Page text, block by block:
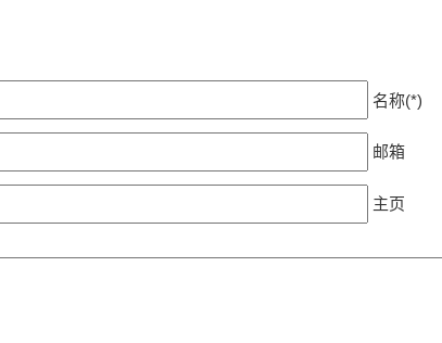
名称(*)
邮箱
主页